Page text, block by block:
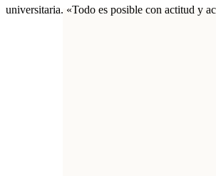
universitaria. «Todo es posible con actitud y